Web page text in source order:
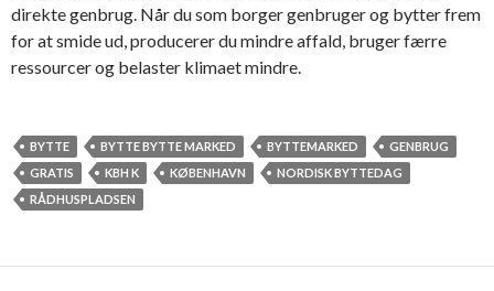
direkte genbrug. Når du som borger genbruger og bytter frem
for at smide ud, producerer du mindre affald, bruger færre
ressourcer og belaster klimaet mindre.
BYTTE BYTTE BYTTE MARKED BYTTEMARKED
GENBRUG
GRATIS
KBH K KØBENHAVN
NORDISK BYTTEDAG
RÅDHUSPLADSEN